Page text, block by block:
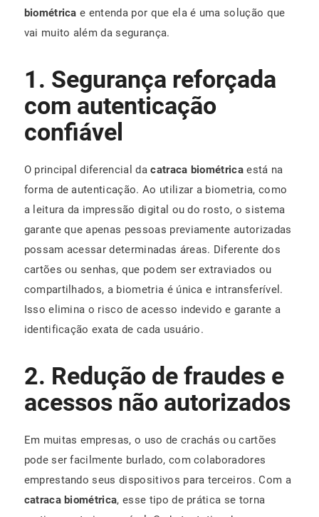
biométrica e entenda por que ela é uma solução que
vai muito além da segurança.
1. Segurança reforçada
com autenticação
confiável
O principal diferencial dacatraca biométrica está na
forma de autenticação. Ao utilizar a biometria, como
a leitura da impressão digital ou do rosto, o sistema
garante que apenas pessoas previamente autorizadas
possam acessar determinadas áreas. Diferente dos
cartões ou senhas, que podem ser extraviados ou
compartilhados, a biometria é única e intransferível.
Isso elimina o risco de acesso indevido e garante a
identificação exata de cada usuário.
2. Redução de fraudes e
acessos não autorizados
Em muitas empresas, o uso de crachás ou cartões
pode ser facilmente burlado, com colaboradores
emprestando seus dispositivos para terceiros. Com a
catraca biométrica, esse tipo de prática se torna